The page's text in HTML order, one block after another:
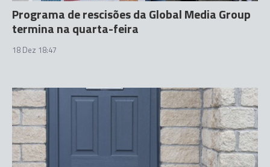
Programa de rescisões da Global Media Group
termina na quarta-feira
18 Dez 18:47